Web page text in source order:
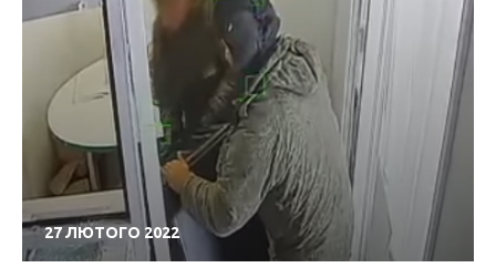
27 ЛЮТОГО 2022